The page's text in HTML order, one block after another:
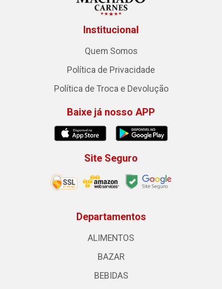
Institucional
Quem Somos
Política de Privacidade
Política de Troca e Devolução
Baixe já nosso APP
Site Seguro
Departamentos
ALIMENTOS
BAZAR
BEBIDAS